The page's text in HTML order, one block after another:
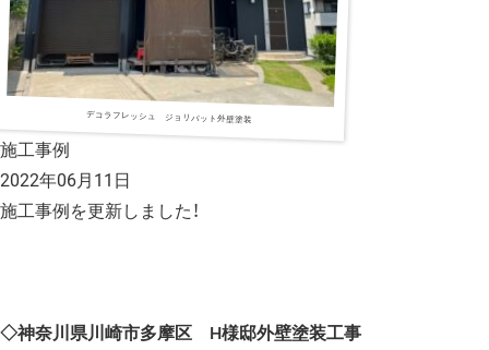
デコラフレッシュ ジョリパット外壁塗装
施工事例
2022年06月11日
施工事例を更新しました！
◇神奈川県川崎市多摩区 H様邸外壁塗装工事